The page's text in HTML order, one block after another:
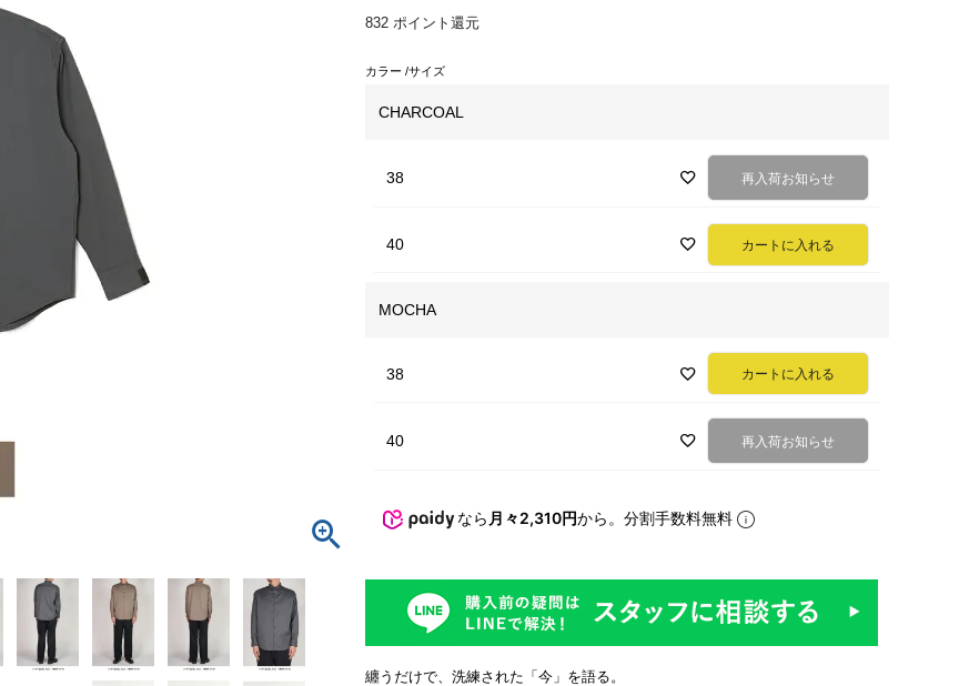
832 ポイント還元
カラー サイズ
CHARCOAL
38 再入荷お知らせ
40 カートに入れる
MOCHA
38 カートに入れる
40 再入荷お知らせ
なら 月々2,310円から。分割手数料無料
纏うだけで、洗練された「今」を語る。